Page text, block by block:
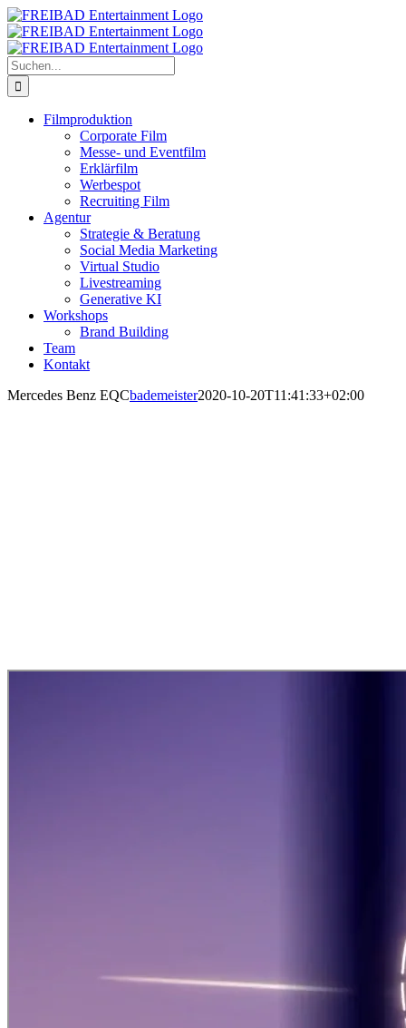
Zum
Inhalt
springen
Suche
nach:
Filmproduktion
Corporate Film
Messe- und Eventfilm
Erklärfilm
Werbespot
Recruiting Film
Agentur
Strategie & Beratung
Social Media Marketing
Virtual Studio
Livestreaming
Generative KI
Workshops
Brand Building
Team
Kontakt
Mercedes Benz EQCbademeister2020-10-20T11:41:33+02:00